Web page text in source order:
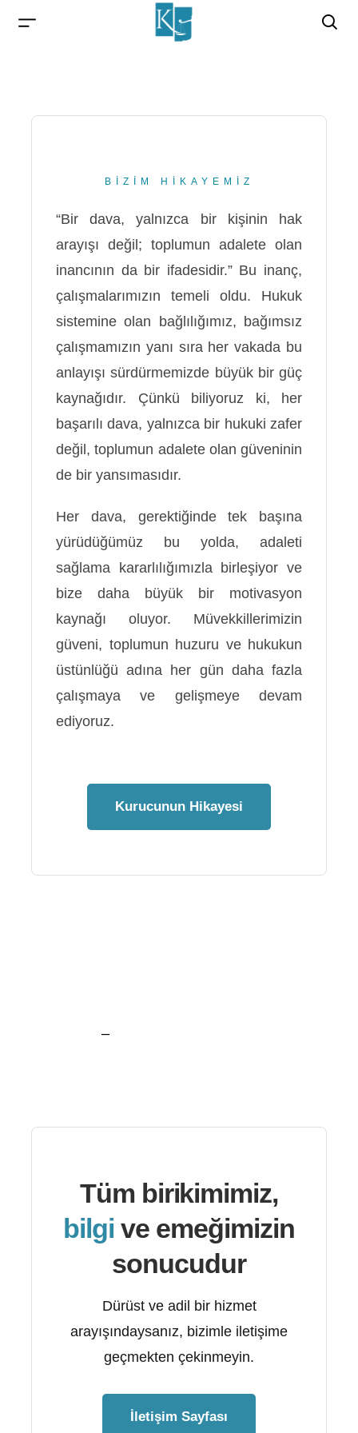
BİZİM HİKAYEMİZ
“Bir dava, yalnızca bir kişinin hak
arayışı değil; toplumun adalete olan
inancının da bir ifadesidir.” Bu inanç,
çalışmalarımızın temeli oldu. Hukuk
sistemine olan bağlılığımız, bağımsız
çalışmamızın yanı sıra her vakada bu
anlayışı sürdürmemizde büyük bir güç
kaynağıdır. Çünkü biliyoruz ki, her
başarılı dava, yalnızca bir hukuki zafer
değil, toplumun adalete olan güveninin
de bir yansımasıdır.
Her dava, gerektiğinde tek başına
yürüdüğümüz bu yolda, adaleti
sağlama kararlılığımızla birleşiyor ve
bize daha büyük bir motivasyon
kaynağı oluyor. Müvekkillerimizin
güveni, toplumun huzuru ve hukukun
üstünlüğü adına her gün daha fazla
çalışmaya ve gelişmeye devam
ediyoruz.
Kurucunun Hikayesi
–
Tüm birikimimiz,
bilgi ve emeğimizin
sonucudur
Dürüst ve adil bir hizmet
arayışındaysanız, bizimle iletişime
geçmekten çekinmeyin.
İletişim Sayfası